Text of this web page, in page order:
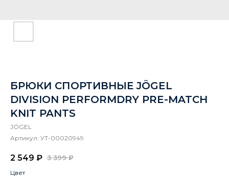
БРЮКИ СПОРТИВНЫЕ JÖGEL
DIVISION PERFORMDRY PRE-MATCH
KNIT PANTS
JÖGEL
Артикул: УТ-00020949
2 549 ₽ 3 399 ₽
Цвет